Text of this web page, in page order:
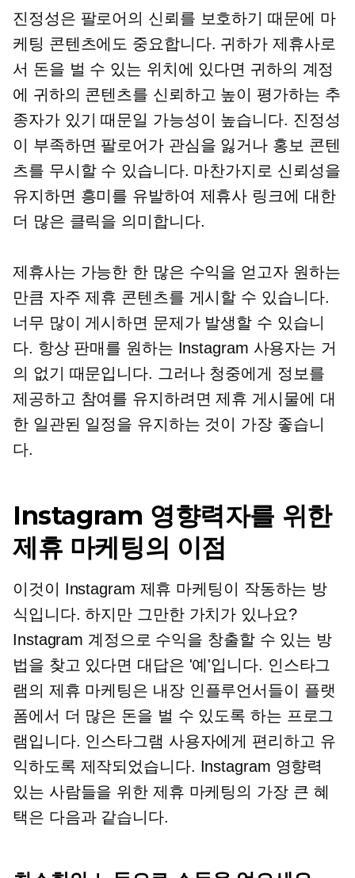
진정성은 팔로어의 신뢰를 보호하기 때문에 마
케팅 콘텐츠에도 중요합니다. 귀하가 제휴사로
서 돈을 벌 수 있는 위치에 있다면 귀하의 계정
에 귀하의 콘텐츠를 신뢰하고 높이 평가하는 추
종자가 있기 때문일 가능성이 높습니다. 진정성
이 부족하면 팔로어가 관심을 잃거나 홍보 콘텐
츠를 무시할 수 있습니다. 마찬가지로 신뢰성을
유지하면 흥미를 유발하여 제휴사 링크에 대한
더 많은 클릭을 의미합니다.
제휴사는 가능한 한 많은 수익을 얻고자 원하는
만큼 자주 제휴 콘텐츠를 게시할 수 있습니다.
너무 많이 게시하면 문제가 발생할 수 있습니
다. 항상 판매를 원하는 Instagram 사용자는 거
의 없기 때문입니다. 그러나 청중에게 정보를
제공하고 참여를 유지하려면 제휴 게시물에 대
한 일관된 일정을 유지하는 것이 가장 좋습니
다.
Instagram 영향력자를 위한
제휴 마케팅의 이점
이것이 Instagram 제휴 마케팅이 작동하는 방
식입니다. 하지만 그만한 가치가 있나요?
Instagram 계정으로 수익을 창출할 수 있는 방
법을 찾고 있다면 대답은 '예'입니다. 인스타그
램의 제휴 마케팅은 내장인플루언서들이 플랫
폼에서 더 많은 돈을 벌 수 있도록 하는 프로그
램입니다. 인스타그램 사용자에게 편리하고 유
익하도록 제작되었습니다. Instagram 영향력
있는 사람들을 위한 제휴 마케팅의 가장 큰 혜
택은 다음과 같습니다.